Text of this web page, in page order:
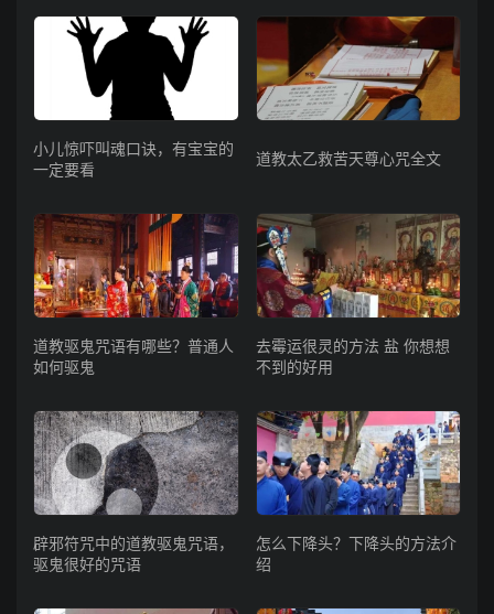
小儿惊吓叫魂口诀，有宝宝的
一定要看
道教太乙救苦天尊心咒全文
道教驱鬼咒语有哪些？普通人
如何驱鬼
去霉运很灵的方法 盐 你想想
不到的好用
辟邪符咒中的道教驱鬼咒语，
驱鬼很好的咒语
怎么下降头？下降头的方法介
绍